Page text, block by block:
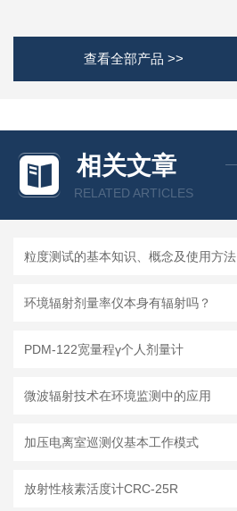
查看全部产品 >>
相关文章
RELATED ARTICLES
粒度测试的基本知识、概念及使用方法
环境辐射剂量率仪本身有辐射吗？
PDM-122宽量程γ个人剂量计
微波辐射技术在环境监测中的应用
加压电离室巡测仪基本工作模式
放射性核素活度计CRC-25R